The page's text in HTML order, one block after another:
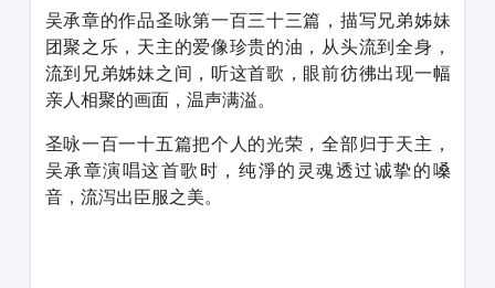
吴承章的作品圣咏第一百三十三篇，描写兄弟姊妹
团聚之乐，天主的爱像珍贵的油，从头流到全身，
流到兄弟姊妹之间，听这首歌，眼前彷彿出现一幅
亲人相聚的画面，温声满溢。
圣咏一百一十五篇把个人的光荣，全部归于天主，
吴承章演唱这首歌时，纯淨的灵魂透过诚挚的嗓
音，流泻出臣服之美。